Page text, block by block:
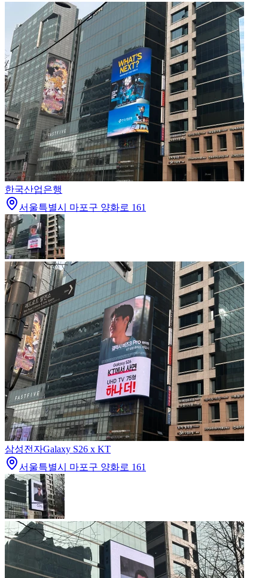
한국산업은행
서울특별시 마포구 양화로 161
삼성전자Galaxy S26 x KT
서울특별시 마포구 양화로 161